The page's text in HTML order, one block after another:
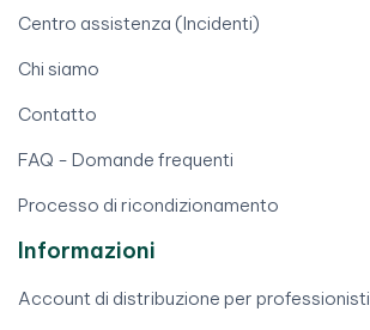
Centro assistenza (Incidenti)
Chi siamo
Contatto
FAQ - Domande frequenti
Processo di ricondizionamento
Informazioni
Account di distribuzione per professionisti